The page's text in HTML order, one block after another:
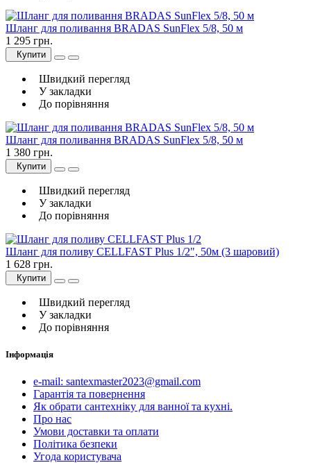
Шланг для поливання BRADAS SunFlex 5/8, 50 м
1 295 грн.
Купити
Швидкий перегляд
У закладки
До порівняння
Шланг для поливання BRADAS SunFlex 5/8, 50 м
1 380 грн.
Купити
Швидкий перегляд
У закладки
До порівняння
Шланг для поливу CELLFAST Plus 1/2", 50м (3 шаровий)
1 628 грн.
Купити
Швидкий перегляд
У закладки
До порівняння
Інформація
e-mail: santexmaster2023@gmail.com
Гарантія та повернення
Як обрати сантехніку для ванної та кухні.
Про нас
Умови доставки та оплати
Політика безпеки
Угода користувача